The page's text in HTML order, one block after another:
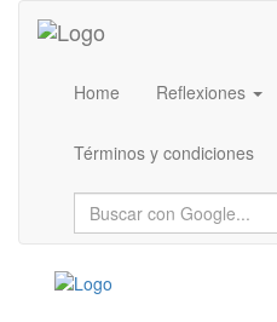
Home Reflexiones
Términos y condiciones